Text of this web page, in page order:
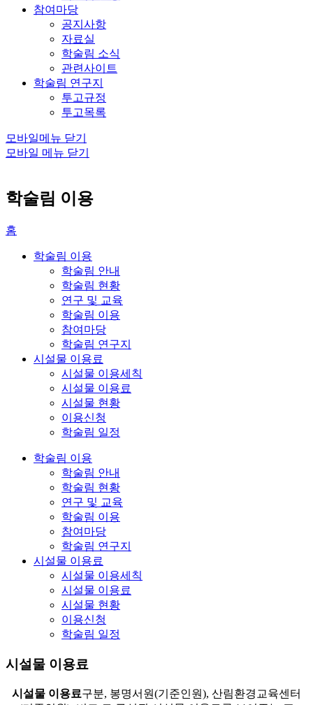
참여마당
공지사항
자료실
학술림 소식
관련사이트
학술림 연구지
투고규정
투고목록
모바일메뉴 닫기
모바일 메뉴 닫기
학술림 이용
홈
학술림 이용
학술림 안내
학술림 현황
연구 및 교육
학술림 이용
참여마당
학술림 연구지
시설물 이용료
시설물 이용세칙
시설물 이용료
시설물 현황
이용신청
학술림 일정
학술림 이용
학술림 안내
학술림 현황
연구 및 교육
학술림 이용
참여마당
학술림 연구지
시설물 이용료
시설물 이용세칙
시설물 이용료
시설물 현황
이용신청
학술림 일정
시설물 이용료
시설물 이용료구분, 봉명서원(기준인원), 산림환경교육센터